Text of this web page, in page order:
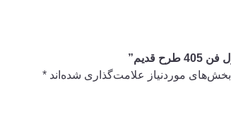
بخش‌های موردنیاز علامت‌گذاری شده‌اند *